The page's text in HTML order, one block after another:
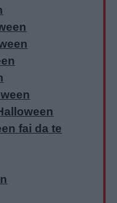
fai da te